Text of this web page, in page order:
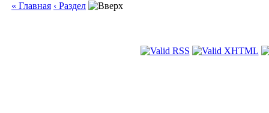
« Главная ‹ Раздел